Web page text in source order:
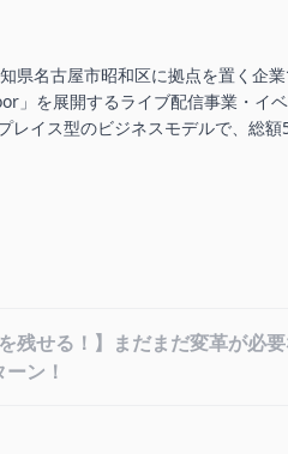
県名古屋市昭和区に拠点を置く企
」を展開するライブ配信事業・イ
レイス型のビジネスモデルで、総
残せる！】まだまだ変革が必
ン！